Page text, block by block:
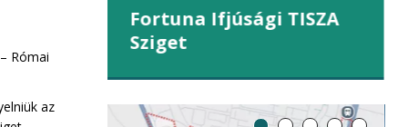
Római
az
Fortuna Ifjúsági TISZA
Sziget